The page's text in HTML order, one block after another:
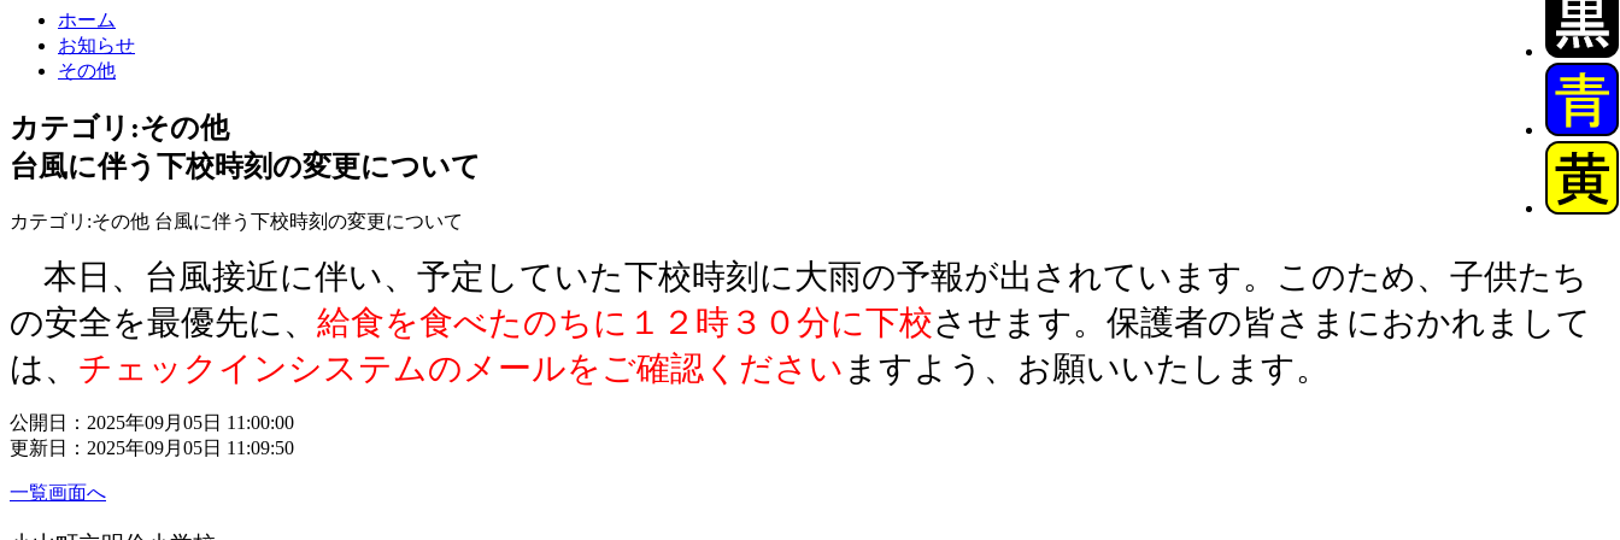
ホーム
お知らせ
その他
カテゴリ:その他
台風に伴う下校時刻の変更について
カテゴリ:その他 台風に伴う下校時刻の変更について
本日、台風接近に伴い、予定していた下校時刻に大雨の予報が出されています。このため、子供たち
の安全を最優先に、 給食を食べたのちに１２時３０分に下校させます。保護者の皆さまにおかれまして
は、 チェックインシステムのメールをご確認ください ますよう、お願いいたします。
公開日：2025年09月05日 11:00:00
更新日：2025年09月05日 11:09:50
一覧画面へ